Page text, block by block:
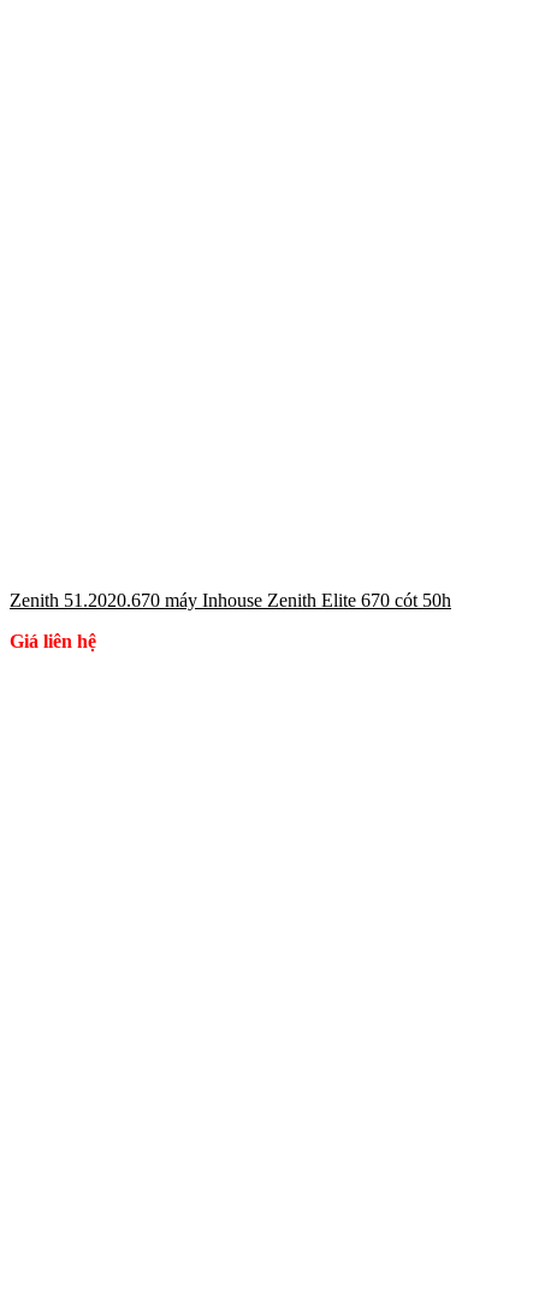
Zenith 51.2020.670 máy Inhouse Zenith Elite 670 cót 50h
Giá liên hệ